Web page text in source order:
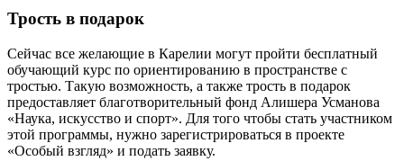
Трость в подарок
Сейчас все желающие в Карелии могут пройти бесплатный
обучающий курс по ориентированию в пространстве с
тростью. Такую возможность, а также трость в подарок
предоставляет благотворительный фонд Алишера Усманова
«Наука, искусство и спорт». Для того чтобы стать участником
этой программы, нужно зарегистрироваться в проекте
«Особый взгляд» и подать заявку.